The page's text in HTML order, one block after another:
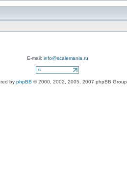
E-mail: info@scalemania.ru
by phpBB © 2000, 2002, 2005, 2007 phpBB Group